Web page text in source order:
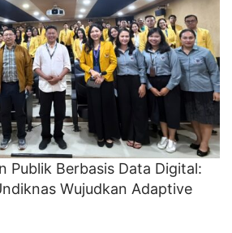
Publik Berbasis Data Digital:
Wujudkan Adaptive